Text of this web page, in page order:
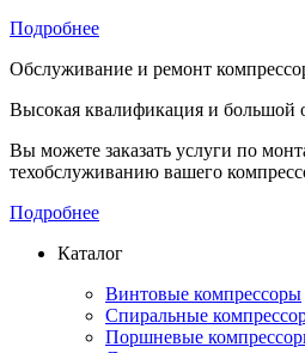
Подробнее
Обслуживание и ремонт
Высокая квалификация и большой
Вы можете заказать услуги по
техобслуживанию вашего
Подробнее
Каталог
Винтовые компрессоры
Спиральные
Поршневые